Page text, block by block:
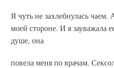
Я чуть не захлебнулась
моей стороне. И я зауважала
душе, она
повела меня по врачам.